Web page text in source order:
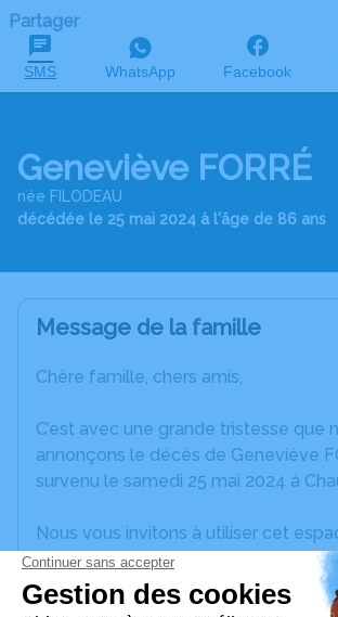
Partager
SMS WhatsApp Facebook
Geneviève FORRÉ
née FILODEAU
décédée le 25 mai 2024 à l'âge de 86 ans
Message de la famille
Chère famille, chers amis,
C’est avec une grande tristesse que
annonçons le décès de Geneviève
survenu le samedi 25 mai 2024 à
Nous vous invitons à utiliser cet
laisser vos condoléances, partager
souvenirs, une anecdote ou exprimer
à travers des poèmes ou des